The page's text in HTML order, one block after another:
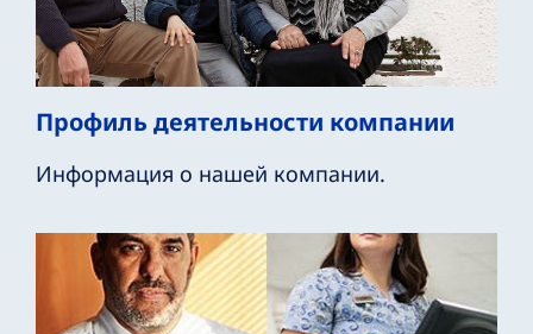
Профиль деятельности компании
Информация о нашей компании.